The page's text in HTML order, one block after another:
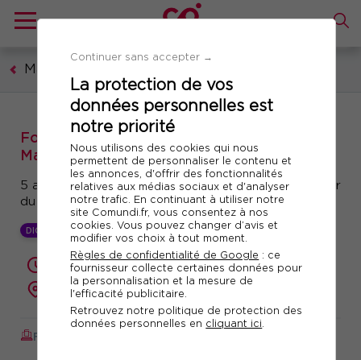
Continuer sans accepter →
La protection de vos
données personnelles est
notre priorité
Nous utilisons des cookies qui nous
permettent de personnaliser le contenu et
les annonces, d'offrir des fonctionnalités
relatives aux médias sociaux et d'analyser
notre trafic. En continuant à utiliser notre
site Comundi.fr, vous consentez à nos
cookies. Vous pouvez changer d’avis et
modifier vos choix à tout moment.
Règles de confidentialité de Google : ce
fournisseur collecte certaines données pour
la personnalisation et la mesure de
l'efficacité publicitaire.
Retrouvez notre politique de protection des
données personnelles en cliquant ici.
Management et leadership
FORMATION AUGMENTÉE
Formation : Challenger son temps de
Manager
5 ateliers pour prendre de la hauteur et se libérer
du temps pour manager
DIGITAL LEARNING +
1 jour (7 heures)
présentiel ou à distance